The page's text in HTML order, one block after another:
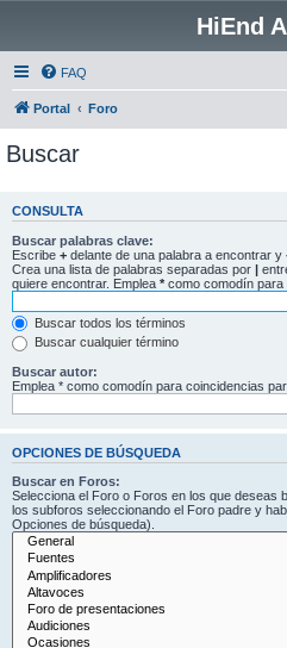
HiEnd
FAQ
Portal Foro
Buscar
CONSULTA
Buscar palabras clave:
Escribe + delante de una palabra a encontrar y
Crea una lista de palabras separadas por |
quiere encontrar. Emplea * como comodín para
Buscar todos los términos
Buscar cualquier término
Buscar autor:
Emplea * como comodín para coincidencias
OPCIONES DE BÚSQUEDA
Buscar en Foros:
Selecciona el Foro o Foros en los que deseas
los subforos seleccionando el Foro padre y
Opciones de búsqueda).